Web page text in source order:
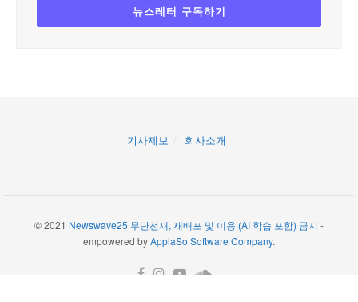
기사제보 회사소개
© 2021 Newswave25 무단전재, 재배포 및 이용 (AI 학습 포함) 금지 -
empowered byApplaSo Software Company.